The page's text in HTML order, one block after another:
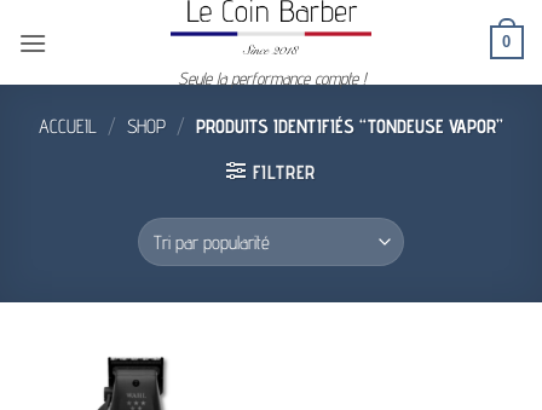
Seule la performance compte !
0
ACCUEIL / SHOP / PRODUITS IDENTIFIÉS “TONDEUSE VAPOR”
FILTRER